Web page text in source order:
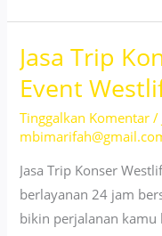
Konser
Jakarta
2026
untuk
Show
Deep
Purple
Jasa Trip
Event
Tinggalkan Komentar /
Jasa Trip Konser
berlayanan 24 jam
bikin perjalanan kamu